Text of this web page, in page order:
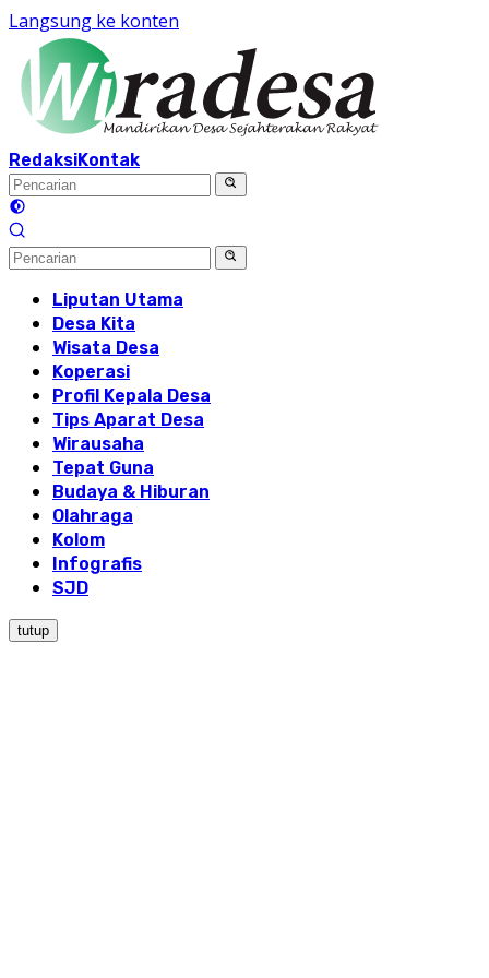
Langsung ke konten
RedaksiKontak
Liputan Utama
Desa Kita
Wisata Desa
Koperasi
Profil Kepala Desa
Tips Aparat Desa
Wirausaha
Tepat Guna
Budaya & Hiburan
Olahraga
Kolom
Infografis
SJD
tutup